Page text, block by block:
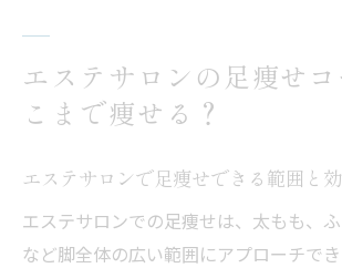
エステサロンの足痩せ
こまで痩せる？
エステサロンで足痩せできる範囲と
エステサロンでの足痩せは、太もも、
など脚全体の広い範囲にアプローチで